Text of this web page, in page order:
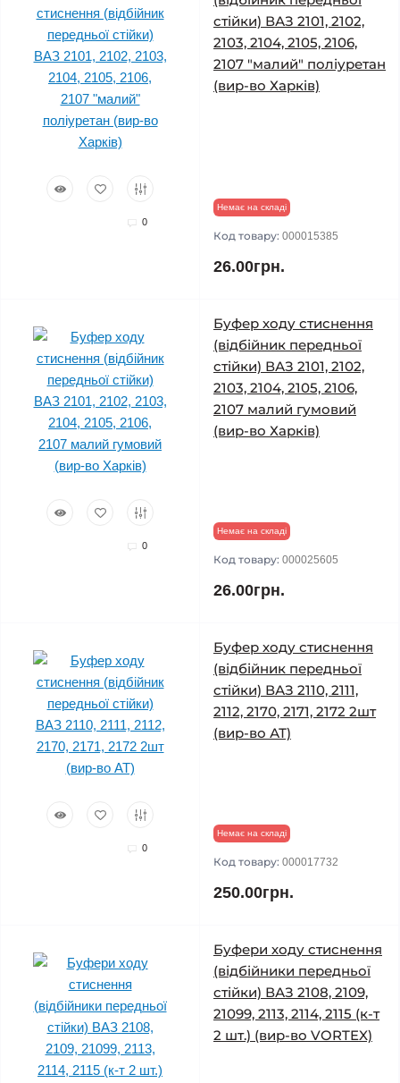
0
стійки) ВАЗ 2101, 2102,
2103, 2104, 2105, 2106,
2107 "малий" поліуретан
(вир-во Харків)
Немає на складі
Код товару: 000015385
26.00грн.
0
Буфер ходу стиснення
(відбійник передньої
стійки) ВАЗ 2101, 2102,
2103, 2104, 2105, 2106,
2107 малий гумовий
(вир-во Харків)
Немає на складі
Код товару: 000025605
26.00грн.
0
Буфер ходу стиснення
(відбійник передньої
стійки) ВАЗ 2110, 2111,
2112, 2170, 2171, 2172 2шт
(вир-во АТ)
Немає на складі
Код товару: 000017732
250.00грн.
Буфери ходу стиснення
(відбійники передньої
стійки) ВАЗ 2108, 2109,
21099, 2113, 2114, 2115 (к-т
2 шт.) (вир-во VORTEX)